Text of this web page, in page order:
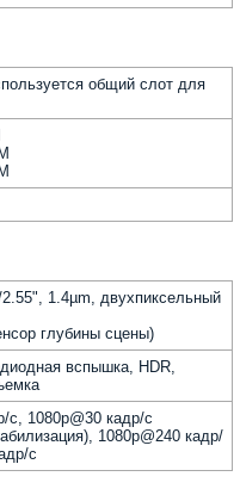
общий слот для
1.4µm, двухпиксельный
глубины сцены)
вспышка, HDR,
с, 1080p@30 кадр/с
1080p@240 кадр/
с